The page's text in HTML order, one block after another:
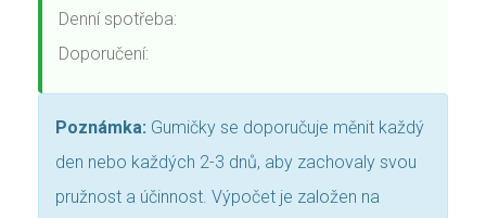
Denní spotřeba:
Doporučení:
Poznámka: Gumičky se doporučuje měnit každý
den nebo každých 2-3 dnů, aby zachovaly svou
pružnost a účinnost. Výpočet je založen na